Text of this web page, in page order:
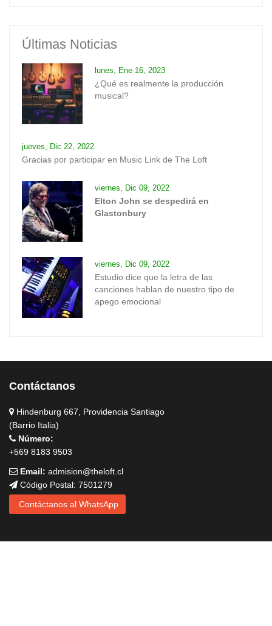
Últimas Noticias
lunes, Ene 16, 2023
¿Qué es realmente la producción
musical?
jueves, Dic 22, 2022
Gracias por participar en Music Link de The Loft
viernes, Dic 09, 2022
Elton John se despedirá en
Glastonbury
viernes, Dic 09, 2022
Estudio dice que la letra de las
canciones hablan de nuestro tipo de
apego emocional
Contáctanos
Hindenburg 667, Providencia Santiago
(Barrio Italia)
Número:
+569 8183 9503
Email: admision@theloft.cl
Código Postal: 7501279
Contáctanos al WhatsApp